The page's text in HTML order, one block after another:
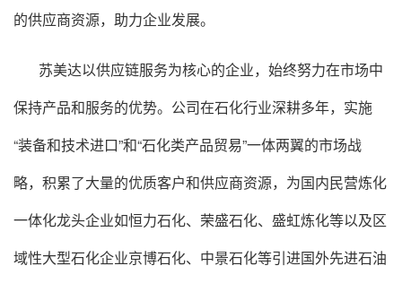
的供应商资源，助力企业发展。
苏美达以供应链服务为核心的企业，始终努力在市场中
保持产品和服务的优势。公司在石化行业深耕多年，实施
“装备和技术进口”和“石化类产品贸易”一体两翼的市场战
略，积累了大量的优质客户和供应商资源，为国内民营炼化
一体化龙头企业如恒力石化、荣盛石化、盛虹炼化等以及区
域性大型石化企业京博石化、中景石化等引进国外先进石油